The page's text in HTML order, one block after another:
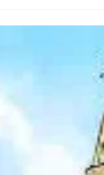
씀으로 무장하라!" 사랑하는 성도
는 디모데후서 3장의 말씀을 중
에 직면한 교회와 성도들
의 실제적인 권면을 나누고자 합